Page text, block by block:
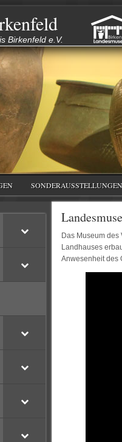
Birkenfeld e.V.
SONDERAUSSTELLUNGEN
Das Museum
Landhauses
Anwesenheit des